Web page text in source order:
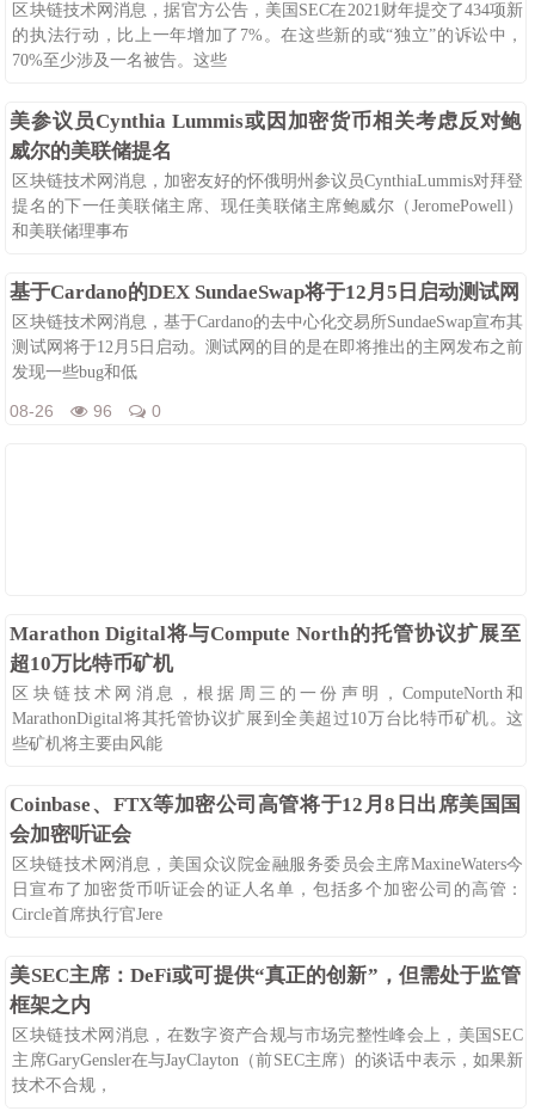
区块链技术网消息，据官方公告，美国SEC在2021财年提交了434项新
的执法行动，比上一年增加了7%。在这些新的或“独立”的诉讼中，
70%至少涉及一名被告。这些
美参议员Cynthia Lummis或因加密货币相关考虑反对鲍
威尔​​的美联储提名
区块链技术网消息，加密友好的怀俄明州参议员CynthiaLummis对拜登
提名的下一任美联储主席、现任美联储主席鲍威尔（JeromePowell）
和美联储理事布
基于Cardano的DEX SundaeSwap将于12月5日启动测试网
区块链技术网消息，基于Cardano的去中心化交易所SundaeSwap宣布其
测试网将于12月5日启动。测试网的目的是在即将推出的主网发布之前
发现一些bug和低
08-26 96 0
Marathon Digital将与Compute North的托管协议扩展至
超10万比特币矿机
区块链技术网消息，根据周三的一份声明，ComputeNorth和
MarathonDigital将其托管协议扩展到全美超过10万台比特币矿机。这
些矿机将主要由风能
Coinbase、FTX等加密公司高管将于12月8日出席美国国
会加密听证会
区块链技术网消息，美国众议院金融服务委员会主席MaxineWaters今
日宣布了加密货币听证会的证人名单，包括多个加密公司的高管：
Circle首席执行官Jere
美SEC主席：DeFi或可提供“真正的创新”，但需处于监管
框架之内
区块链技术网消息，在数字资产合规与市场完整性峰会上，美国SEC
主席GaryGensler在与JayClayton（前SEC主席）的谈话中表示，如果新
技术不合规，